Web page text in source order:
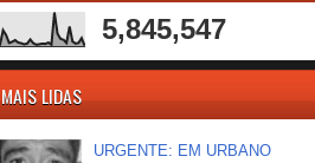
5,845,547
MAIS LIDAS
URGENTE: EM URBANO